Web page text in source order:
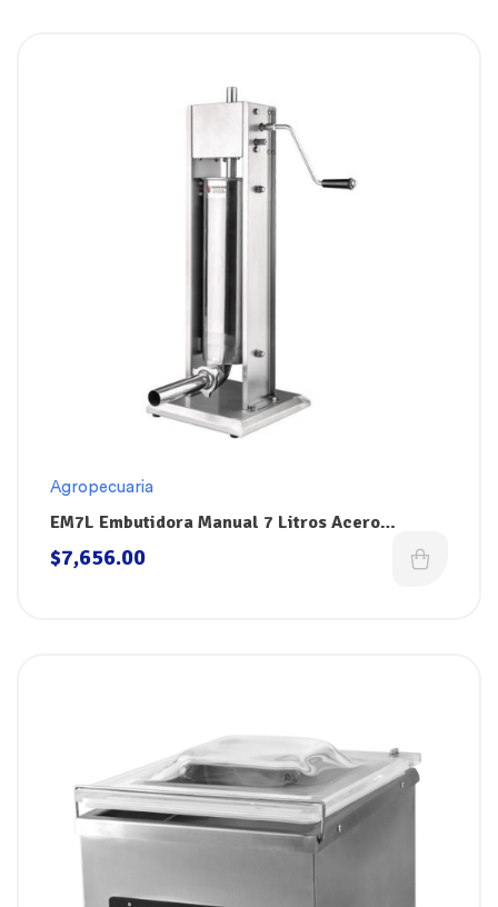
Agropecuaria
EM7L Embutidora Manual 7 Litros Acero
Inoxidable 304 Dokin
$7,656.00